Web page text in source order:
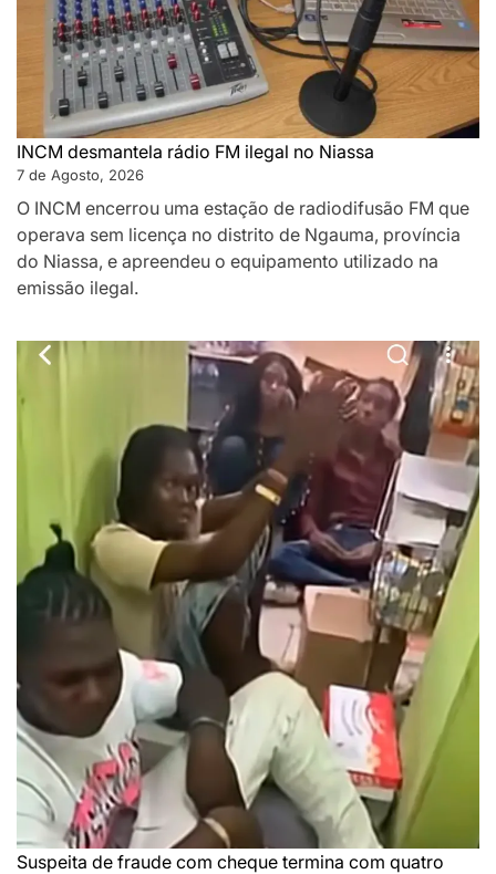
INCM desmantela rádio FM ilegal no Niassa
7 de Agosto, 2026
O INCM encerrou uma estação de radiodifusão FM que
operava sem licença no distrito de Ngauma, província
do Niassa, e apreendeu o equipamento utilizado na
emissão ilegal.
Suspeita de fraude com cheque termina com quatro